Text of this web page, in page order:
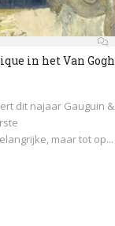
in het Van Gogh
dit najaar Gauguin &
maar tot op...